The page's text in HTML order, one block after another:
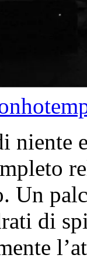
niente
Un
di